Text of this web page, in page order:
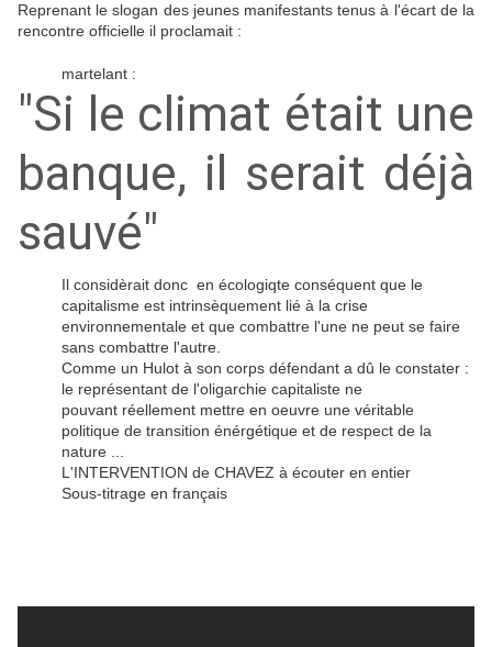
Reprenant le slogan des jeunes manifestants tenus à l'écart de la
rencontre officielle il proclamait :
martelant :
"Si le climat était une
banque, il serait déjà
sauvé"
Il considèrait donc en écologiqte conséquent que le
capitalisme est intrinsèquement lié à la crise
environnementale et que combattre l'une ne peut se faire
sans combattre l'autre.
Comme un Hulot à son corps défendant a dû le constater :
le représentant de l'oligarchie capitaliste ne
pouvant réellement mettre en oeuvre une véritable
politique de transition énérgétique et de respect de la
nature ...
L'INTERVENTION de CHAVEZ à écouter en entier
Sous-titrage en français